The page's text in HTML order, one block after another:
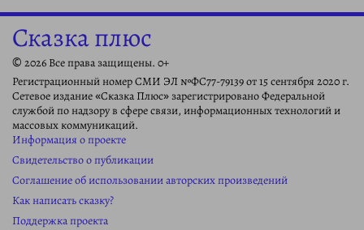
Сказка плюс
© 2026 Все права защищены. 0+
Регистрационный номер СМИ ЭЛ №ФС77-79139 от 15 сентября 2020 г.
Сетевое издание «Сказка Плюс» зарегистрировано Федеральной
службой по надзору в сфере связи, информационных технологий и
массовых коммуникаций.
Информация о проекте
Свидетельство о публикации
Соглашение об использовании авторских произведений
Как написать сказку?
Поддержка проекта